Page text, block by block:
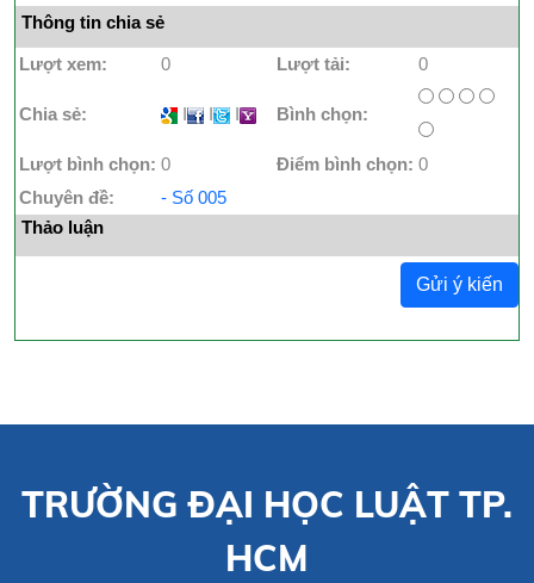
Thông tin chia sẻ
Lượt xem: 0 Lượt tải: 0
Chia sẻ: I I I Bình chọn:
Lượt bình chọn: 0 Điểm bình chọn: 0
Chuyên đề:
- Số 005
Thảo luận
Gửi ý kiến
TRƯỜNG ĐẠI HỌC LUẬT TP.
HCM